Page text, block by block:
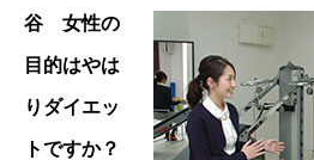
谷 女性の
目的はやは
りダイエッ
トですか？